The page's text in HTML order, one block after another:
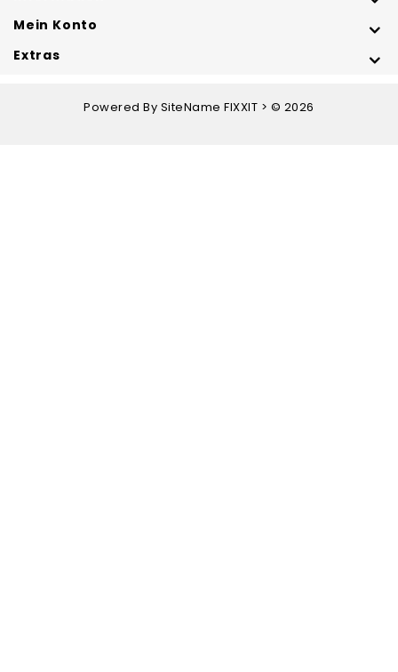
Mein Konto
Extras
Powered By SiteName FIXXIT > © 2026